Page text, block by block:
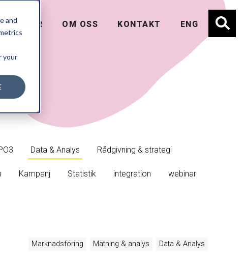
and
your
OM OSS KONTAKT ENG
Sök
Data & Analys Rådgivning & strategi
Kampanj Statistik integration webinar
Marknadsföring Mätning & analys Data & Analys